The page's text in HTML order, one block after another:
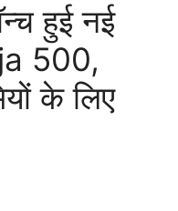
हुई नई
500,
के लिए